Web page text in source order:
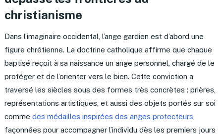
christianisme
Dans l’imaginaire occidental, l’ange gardien est d’abord une
figure chrétienne. La doctrine catholique affirme que chaque
baptisé reçoit à sa naissance un ange personnel, chargé de le
protéger et de l’orienter vers le bien. Cette conviction a
traversé les siècles sous des formes très concrètes : prières,
représentations artistiques, et aussi des objets portés sur soi
comme des médailles inspirées des anges protecteurs
façonnées pour accompagner l’individu dès les premiers jours